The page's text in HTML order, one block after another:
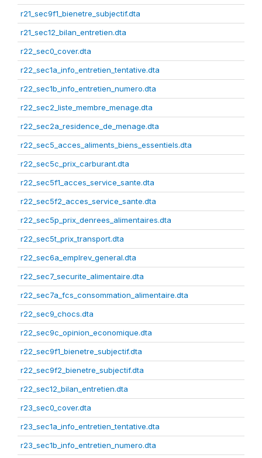
r21_sec9f1_bienetre_subjectif.dta
r21_sec12_bilan_entretien.dta
r22_sec0_cover.dta
r22_sec1a_info_entretien_tentative.dta
r22_sec1b_info_entretien_numero.dta
r22_sec2_liste_membre_menage.dta
r22_sec2a_residence_de_menage.dta
r22_sec5_acces_aliments_biens_essentiels.dta
r22_sec5c_prix_carburant.dta
r22_sec5f1_acces_service_sante.dta
r22_sec5f2_acces_service_sante.dta
r22_sec5p_prix_denrees_alimentaires.dta
r22_sec5t_prix_transport.dta
r22_sec6a_emplrev_general.dta
r22_sec7_securite_alimentaire.dta
r22_sec7a_fcs_consommation_alimentaire.dta
r22_sec9_chocs.dta
r22_sec9c_opinion_economique.dta
r22_sec9f1_bienetre_subjectif.dta
r22_sec9f2_bienetre_subjectif.dta
r22_sec12_bilan_entretien.dta
r23_sec0_cover.dta
r23_sec1a_info_entretien_tentative.dta
r23_sec1b_info_entretien_numero.dta